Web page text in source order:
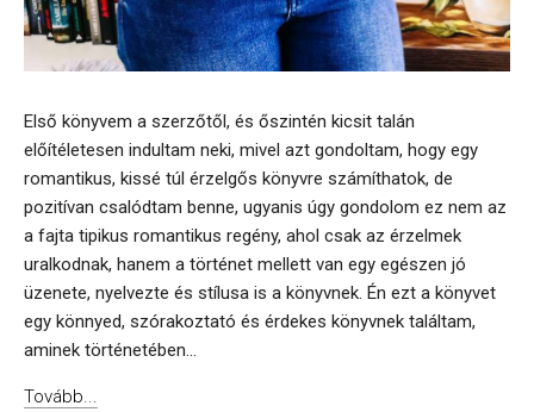
Első könyvem a szerzőtől, és őszintén kicsit talán
előítéletesen indultam neki, mivel azt gondoltam, hogy egy
romantikus, kissé túl érzelgős könyvre számíthatok, de
pozitívan csalódtam benne, ugyanis úgy gondolom ez nem az
a fajta tipikus romantikus regény, ahol csak az érzelmek
uralkodnak, hanem a történet mellett van egy egészen jó
üzenete, nyelvezte és stílusa is a könyvnek. Én ezt a könyvet
egy könnyed, szórakoztató és érdekes könyvnek találtam,
aminek történetében...
Tovább...